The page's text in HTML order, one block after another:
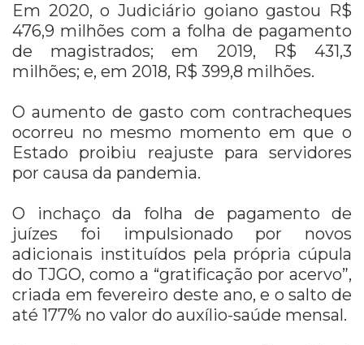
Em 2020, o Judiciário goiano gastou R$
476,9 milhões com a folha de pagamento
de magistrados; em 2019, R$ 431,3
milhões; e, em 2018, R$ 399,8 milhões.
O aumento de gasto com contracheques
ocorreu no mesmo momento em que o
Estado proibiu reajuste para servidores
por causa da pandemia.
O inchaço da folha de pagamento de
juízes foi impulsionado por novos
adicionais instituídos pela própria cúpula
do TJGO, como a “gratificação por acervo”,
criada em fevereiro deste ano, e o salto de
até 177% no valor do auxílio-saúde mensal.